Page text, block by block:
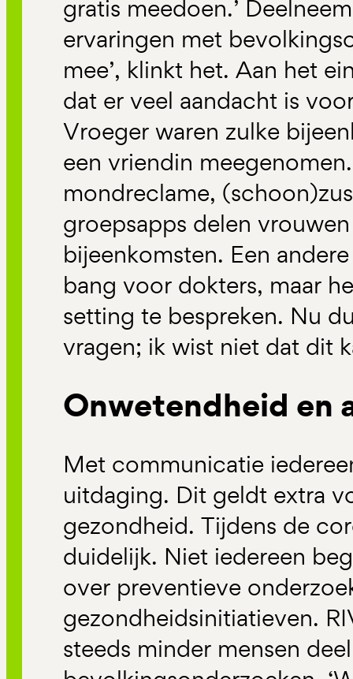
gratis meedoen.’
ervaringen met
mee’, klinkt het. Aan het
dat er veel aandacht is
Vroeger waren zulke
een vriendin
mondreclame,
groepsapps delen
bijeenkomsten. Een
bang voor dokters, maar
setting te bespreken. Nu
vragen; ik wist niet dat dit
Onwetendheid en
Met communicatie
uitdaging. Dit geldt extra
gezondheid. Tijdens de
duidelijk. Niet iedereen
over preventieve
gezondheidsinitiatieven.
steeds minder mensen